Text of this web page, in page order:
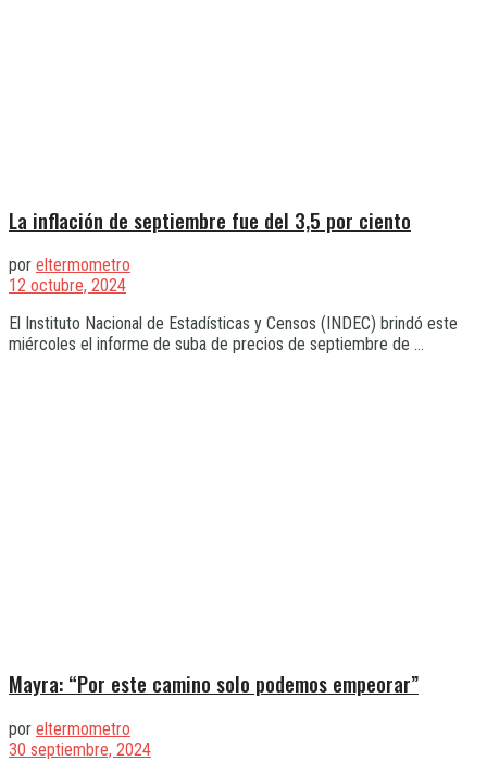
La inflación de septiembre fue del 3,5 por ciento
por eltermometro
12 octubre, 2024
El Instituto Nacional de Estadísticas y Censos (INDEC) brindó este
miércoles el informe de suba de precios de septiembre de ...
Mayra: “Por este camino solo podemos empeorar”
por eltermometro
30 septiembre, 2024